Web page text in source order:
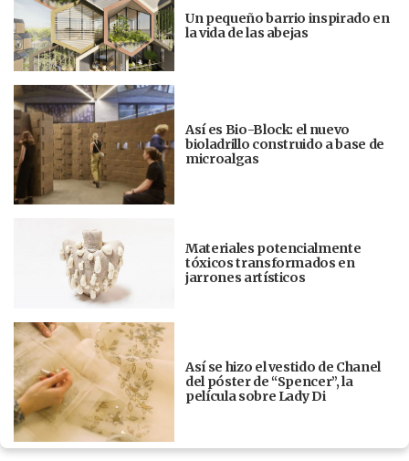
Un pequeño barrio inspirado en
la vida de las abejas
Así es Bio-Block: el nuevo
bioladrillo construido a base de
microalgas
Materiales potencialmente
tóxicos transformados en
jarrones artísticos
Así se hizo el vestido de Chanel
del póster de “Spencer”, la
película sobre Lady Di